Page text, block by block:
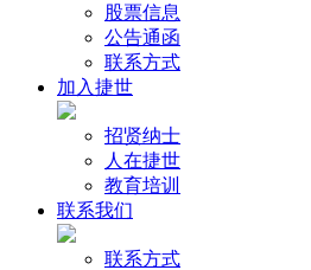
股票信息
公告通函
联系方式
加入捷世
招贤纳士
人在捷世
教育培训
联系我们
联系方式